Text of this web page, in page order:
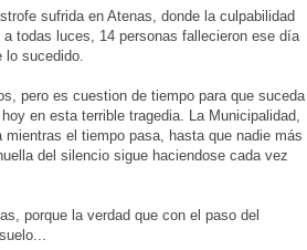
sufrida en Atenas, donde la culpabilidad
todas luces, 14 personas fallecieron ese día
lo sucedido.
pero es cuestion de tiempo para que suceda
en esta terrible tragedia. La Municipalidad,
el tiempo pasa, hasta que nadie más
del silencio sigue haciendose cada vez
porque la verdad que con el paso del